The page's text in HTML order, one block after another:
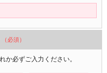
（必須）
か必ずご入力ください。